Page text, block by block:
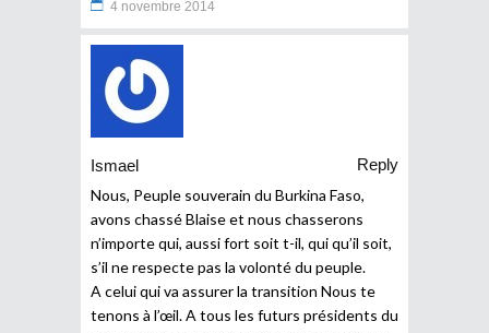
4 novembre 2014
Ismael
Reply
Nous, Peuple souverain du Burkina Faso,
avons chassé Blaise et nous chasserons
n’importe qui, aussi fort soit t-il, qui qu’il soit,
s’il ne respecte pas la volonté du peuple.
A celui qui va assurer la transition Nous te
tenons à l’œil. A tous les futurs présidents du